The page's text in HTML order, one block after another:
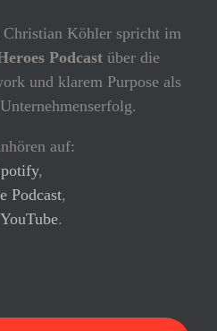
Christian Köhler spricht im
Podcast über die
und klarem Purpose als
auf:
,
Podcast,
YouTube.